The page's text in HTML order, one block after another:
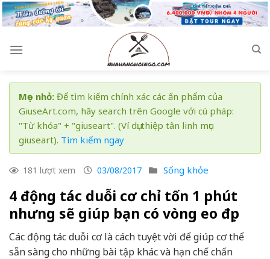
Skip
to
Mẹo nhỏ: Để tìm kiếm chính xác các ấn phẩm của
GiuseArt.com, hãy search trên Google với cú pháp:
"Từ khóa" + "giuseart". (Ví dụ: thiệp tân linh mục
giuseart). Tìm kiếm ngay
181 lượt xem 03/08/2017 Sống khỏe
4 động tác duỗi cơ chỉ tốn 1 phút
nhưng sẽ giúp bạn có vòng eo đẹp
Các động tác duỗi cơ là cách tuyệt vời để giúp cơ thể
sẵn sàng cho những bài tập khác và hạn chế chấn